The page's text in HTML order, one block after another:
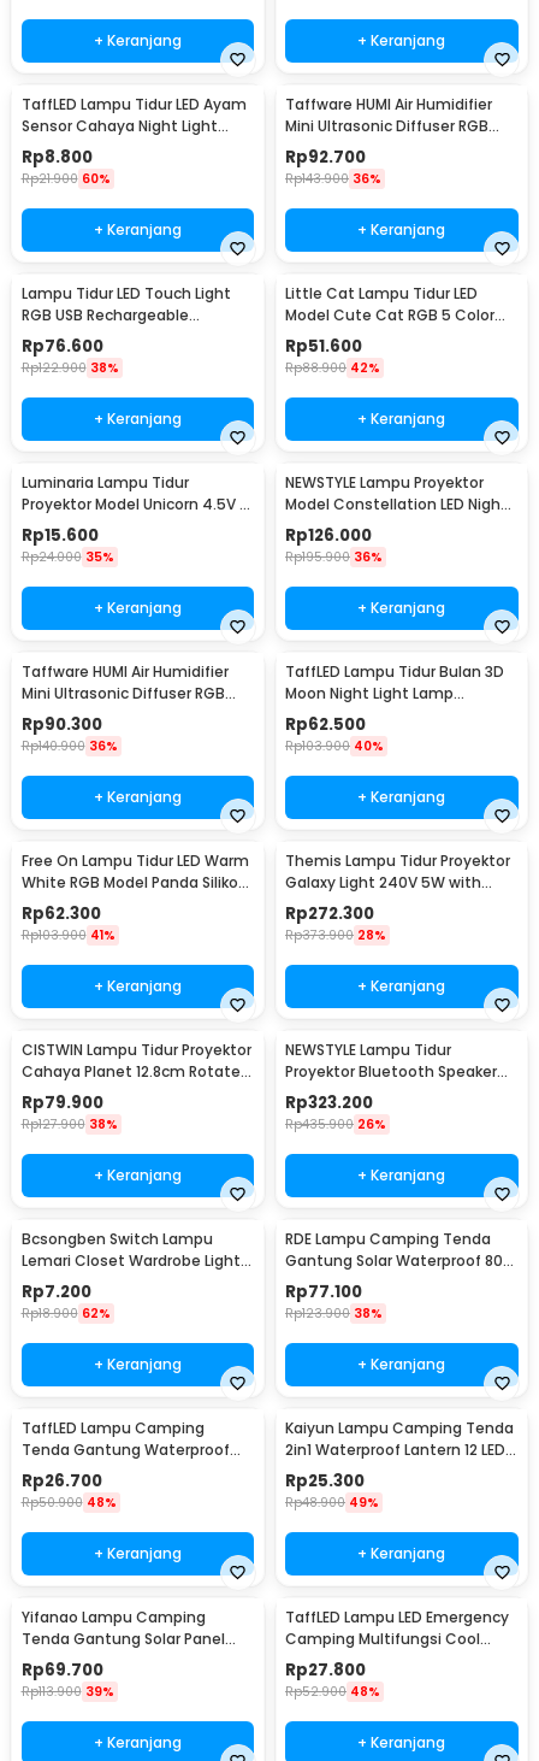
+ Keranjang + Keranjang
TaffLED Lampu Tidur LED Ayam
Sensor Cahaya Night Light
Warm White 5W - GY01
Rp8.800
Rp21.900 60%
+ Keranjang
Taffware HUMI Air Humidifier
Mini Ultrasonic Diffuser RGB
500ml Remote - HUMI H14A
Rp92.700
Rp143.900 36%
+ Keranjang
Lampu Tidur LED Touch Light
RGB USB Rechargeable
1500mAh 5V 3W - F8-1
Rp76.600
Rp122.900 38%
+ Keranjang
Little Cat Lampu Tidur LED
Model Cute Cat RGB 5 Color
0.3W 4.5V - LJC-124
Rp51.600
Rp88.900 42%
+ Keranjang
Luminaria Lampu Tidur
Proyektor Model Unicorn 4.5V -
GP-ZS0
Rp15.600
Rp24.000 35%
+ Keranjang
NEWSTYLE Lampu Proyektor
Model Constellation LED Night
Light 3W 5V - NL-USB
Rp126.000
Rp195.900 36%
+ Keranjang
Taffware HUMI Air Humidifier
Mini Ultrasonic Diffuser RGB
500ml Remote - 2467
Rp90.300
Rp140.900 36%
+ Keranjang
TaffLED Lampu Tidur Bulan 3D
Moon Night Light Lamp
Rechargeable 12cm - ROX-05
Rp62.500
Rp103.900 40%
+ Keranjang
Free On Lampu Tidur LED Warm
White RGB Model Panda Silikon
Lamp 1.5W - ZH-121
Rp62.300
Rp103.900 41%
+ Keranjang
Themis Lampu Tidur Proyektor
Galaxy Light 240V 5W with
Remote Control - HR-A1
Rp272.300
Rp373.900 28%
+ Keranjang
CISTWIN Lampu Tidur Proyektor
Cahaya Planet 12.8cm Rotate
with 6 Film - PT-521
Rp79.900
Rp127.900 38%
+ Keranjang
NEWSTYLE Lampu Tidur
Proyektor Bluetooth Speaker
220V with Remote - GX-334
Rp323.200
Rp435.900 26%
+ Keranjang
Bcsongben Switch Lampu
Lemari Closet Wardrobe Light
Automatic Switch - YGKG1
Rp7.200
Rp18.900 62%
+ Keranjang
RDE Lampu Camping Tenda
Gantung Solar Waterproof 800
Lumens 2400mAh - HS-V65
Rp77.100
Rp123.900 38%
+ Keranjang
TaffLED Lampu Camping
Tenda Gantung Waterproof
150 Lumens 800mAh - 511
Rp26.700
Rp50.900 48%
+ Keranjang
Kaiyun Lampu Camping Tenda
2in1 Waterproof Lantern 12 LED -
9789
Rp25.300
Rp48.900 49%
+ Keranjang
Yifanao Lampu Camping
Tenda Gantung Solar Panel
Waterproof IPX6 280W - G13
Rp69.700
Rp113.900 39%
+ Keranjang
TaffLED Lampu LED Emergency
Camping Multifungsi Cool
White 10W 1200mAh - LB171
Rp27.800
Rp52.900 48%
+ Keranjang